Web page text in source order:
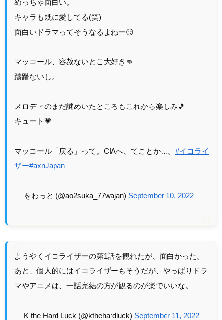
めっちゃ面白い。
キャラも既に愛してる(笑)
面白いドラマってそうなるよねー😏
マッコール、容赦ないとこ大好き👊
躊躇ないし。
メロディのまだ謎めいたところもこれから楽しみ🎵
キュート💗
マッコール「戻る」って。CIAへ、てことか…。 #イコライ
ザー#axnJapan
— をわっと (@ao2suka_77wajan) September 10, 2022
ようやくイコライザーの第1話を観れたが、面白かった。
あと、個人的にはイコライザーもそうだが、やっぱりドラ
マやアニメは、一話完結の方が観るのが楽でいいな。
— K the Hard Luck (@kthehardluck) September 11, 2022